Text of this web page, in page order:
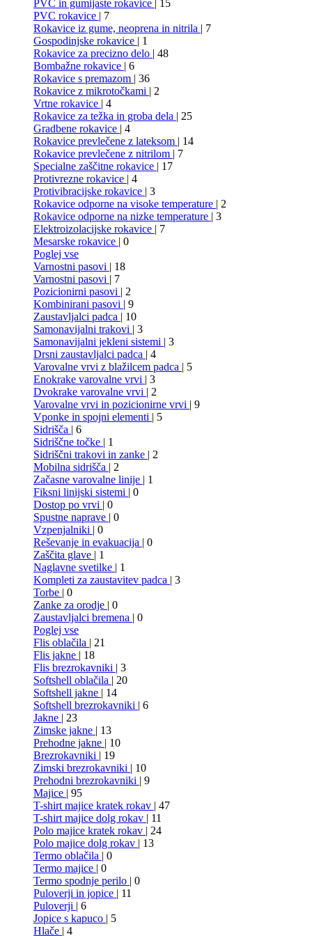
PVC in gumijaste rokavice
| 15
PVC rokavice | 7
Rokavice iz gume, neoprena in nitrila | 7
Gospodinjske rokavice | 1
Rokavice za precizno delo | 48
Bombažne rokavice | 6
Rokavice s premazom | 36
Rokavice z mikrotočkami | 2
Vrtne rokavice | 4
Rokavice za težka in groba dela | 25
Gradbene rokavice | 4
Rokavice prevlečene z lateksom | 14
Rokavice prevlečene z nitrilom | 7
Specialne zaščitne rokavice | 17
Protivrezne rokavice | 4
Protivibracijske rokavice | 3
Rokavice odporne na visoke temperature | 2
Rokavice odporne na nizke temperature | 3
Elektroizolacijske rokavice | 7
Mesarske rokavice | 0
Poglej vse
Varnostni pasovi | 18
Varnostni pasovi | 7
Pozicionirni pasovi | 2
Kombinirani pasovi | 9
Zaustavljalci padca | 10
Samonavijalni trakovi | 3
Samonavijalni jekleni sistemi | 3
Drsni zaustavljalci padca | 4
Varovalne vrvi z blažilcem padca | 5
Enokrake varovalne vrvi | 3
Dvokrake varovalne vrvi | 2
Varovalne vrvi in pozicionirne vrvi | 9
Vponke in spojni elementi | 5
Sidrišča | 6
Sidriščne točke | 1
Sidriščni trakovi in zanke | 2
Mobilna sidrišča | 2
Začasne varovalne linije | 1
Fiksni linijski sistemi | 0
Dostop po vrvi | 0
Spustne naprave | 0
Vzpenjalniki | 0
Reševanje in evakuacija | 0
Zaščita glave | 1
Naglavne svetilke | 1
Kompleti za zaustavitev padca | 3
Torbe | 0
Zanke za orodje | 0
Zaustavljalci bremena | 0
Poglej vse
Flis oblačila | 21
Flis jakne | 18
Flis brezrokavniki | 3
Softshell oblačila | 20
Softshell jakne | 14
Softshell brezrokavniki | 6
Jakne | 23
Zimske jakne | 13
Prehodne jakne | 10
Brezrokavniki | 19
Zimski brezrokavniki | 10
Prehodni brezrokavniki | 9
Majice | 95
T-shirt majice kratek rokav | 47
T-shirt majice dolg rokav | 11
Polo majice kratek rokav | 24
Polo majice dolg rokav | 13
Termo oblačila | 0
Termo majice | 0
Termo spodnje perilo | 0
Puloverji in jopice | 11
Puloverji | 6
Jopice s kapuco | 5
Hlače | 4